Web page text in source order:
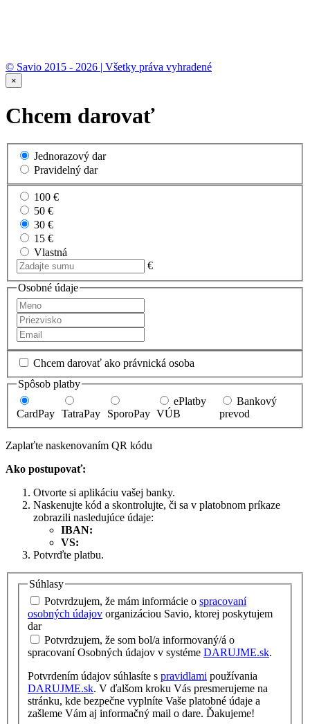
© Savio 2015 - 2026 | Všetky práva vyhradené
×
Chcem darovať
Jednorazový dar
Pravidelný dar
100 €
50 €
30 €
15 €
Vlastná
€
Osobné údaje
Chcem darovať ako právnická osoba
Spôsob platby
CardPay TatraPay SporoPay
ePlatby
VÚB
Bankový
prevod
Zaplaťte naskenovaním QR kódu
Ako postupovať:
Otvorte si aplikáciu vašej banky.
Naskenujte kód a skontrolujte, či sa v platobnom príkaze
zobrazili nasledujúce údaje:
IBAN:
VS:
Potvrďte platbu.
Súhlasy
Potvrdzujem, že mám informácie o spracovaní
osobných údajov organizáciou Savio, ktorej poskytujem
dar
Potvrdzujem, že som bol/a informovaný/á o
spracovaní Osobných údajov v systéme DARUJME.sk.
Potvrdením údajov súhlasíte s pravidlami používania
DARUJME.sk. V ďalšom kroku Vás presmerujeme na
stránku, kde bezpečne vyplníte Vaše platobné údaje a
zašleme Vám aj informačný mail o dare. Ďakujeme!